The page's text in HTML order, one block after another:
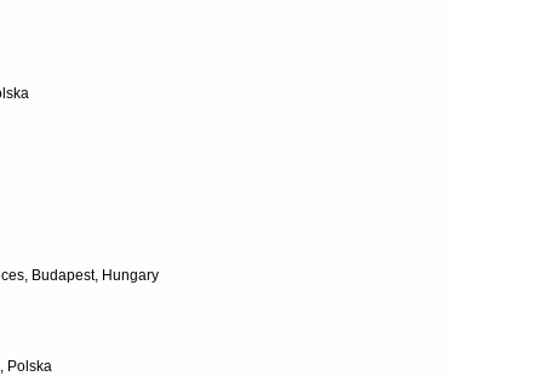
Budapest, Hungary
Polska